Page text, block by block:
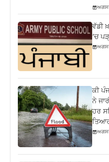
ਵੱਡੀ
‘ਚ
ਕੀ
ਨੇ
ਹਰ